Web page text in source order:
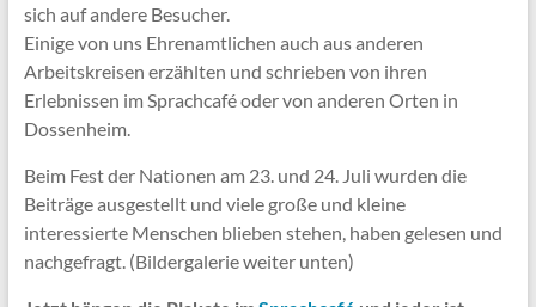
sich auf andere Besucher.
Einige von uns Ehrenamtlichen auch aus anderen
Arbeitskreisen erzählten und schrieben von ihren
Erlebnissen im Sprachcafé oder von anderen Orten in
Dossenheim.
Beim Fest der Nationen am 23. und 24. Juli wurden die
Beiträge ausgestellt und viele große und kleine
interessierte Menschen blieben stehen, haben gelesen und
nachgefragt. (Bildergalerie weiter unten)